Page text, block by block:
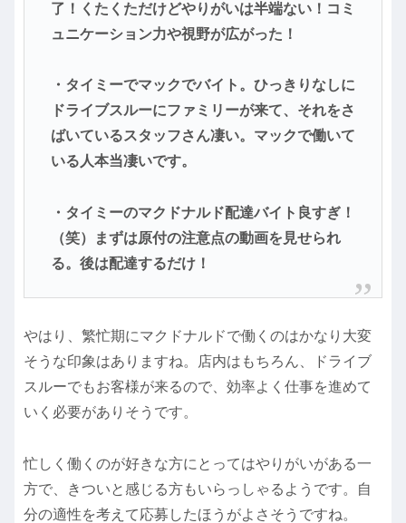
了！くたくただけどやりがいは半端ない！コミ
ュニケーション力や視野が広がった！
・タイミーでマックでバイト。ひっきりなしに
ドライブスルーにファミリーが来て、それをさ
ばいているスタッフさん凄い。マックで働いて
いる人本当凄いです。
・タイミーのマクドナルド配達バイト良すぎ！
（笑）まずは原付の注意点の動画を見せられ
る。後は配達するだけ！
やはり、繁忙期にマクドナルドで働くのはかなり大変
そうな印象はありますね。店内はもちろん、ドライブ
スルーでもお客様が来るので、効率よく仕事を進めて
いく必要がありそうです。
忙しく働くのが好きな方にとってはやりがいがある一
方で、きついと感じる方もいらっしゃるようです。自
分の適性を考えて応募したほうがよさそうですね。